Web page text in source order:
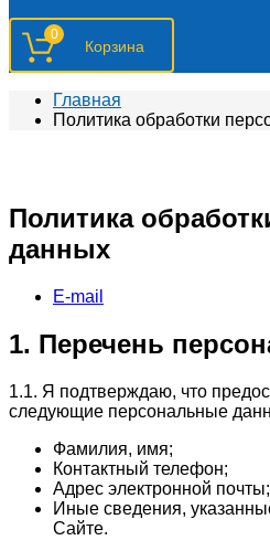
0
Главная
Политика обработки
Политика
данных
E-mail
1. Перечень
1.1. Я подтверждаю, что
следующие персональные
Фамилия, имя;
Контактный телефон;
Адрес электронной почты;
Иные сведения,
Сайте.